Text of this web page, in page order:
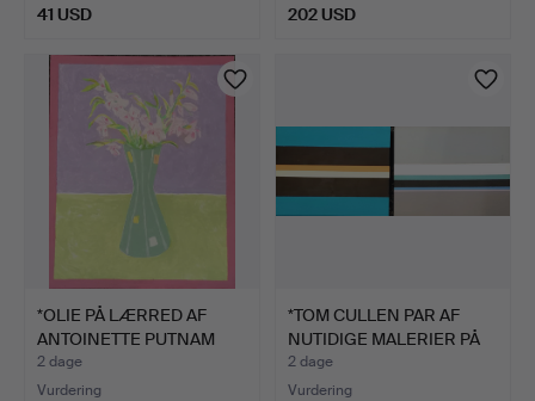
41 USD
202 USD
*OLIE PÅ LÆRRED AF
ANTOINETTE PUTNAM
'CHER…
2 dage
Vurdering
*TOM CULLEN PAR AF
NUTIDIGE MALERIER PÅ
LÆ…
2 dage
Vurdering